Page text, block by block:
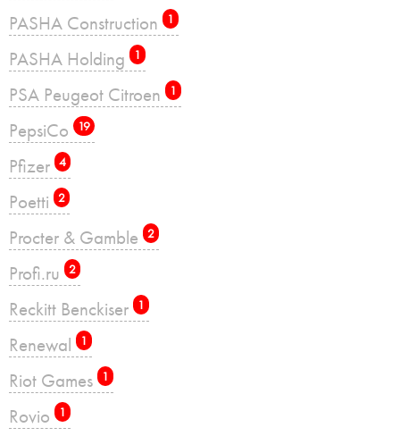
PASHA Construction 1
PASHA Holding 1
PSA Peugeot Citroen 1
PepsiCo 19
Pfizer 4
Poetti 2
Procter & Gamble 2
Profi.ru 2
Reckitt Benckiser 1
Renewal 1
Riot Games 1
Rovio 1